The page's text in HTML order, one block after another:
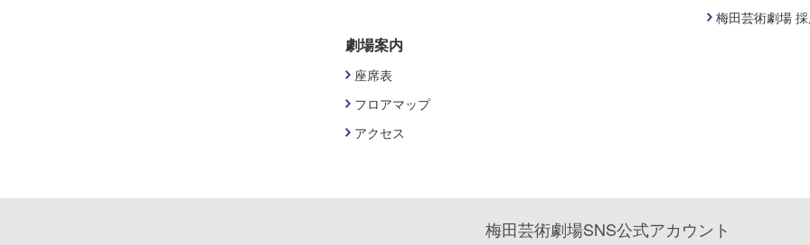
劇場案内
座席表
フロアマップ
アクセス
梅田芸術劇場
梅田芸術劇場SNS公式アカウント